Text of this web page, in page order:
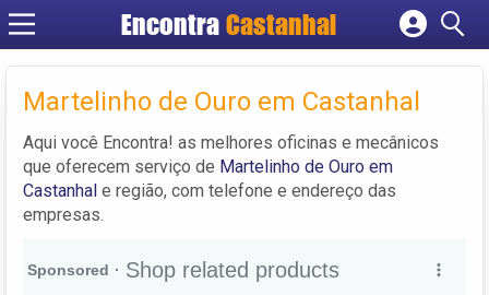
EncontraCastanhal
Cadastrar empresa
Criar conta
Martelinho de Ouro em Castanhal
Aqui você Encontra! as melhores oficinas e mecânicos
que oferecem serviço de Martelinho de Ouro em
Castanhal e região, com telefone e endereço das
empresas.